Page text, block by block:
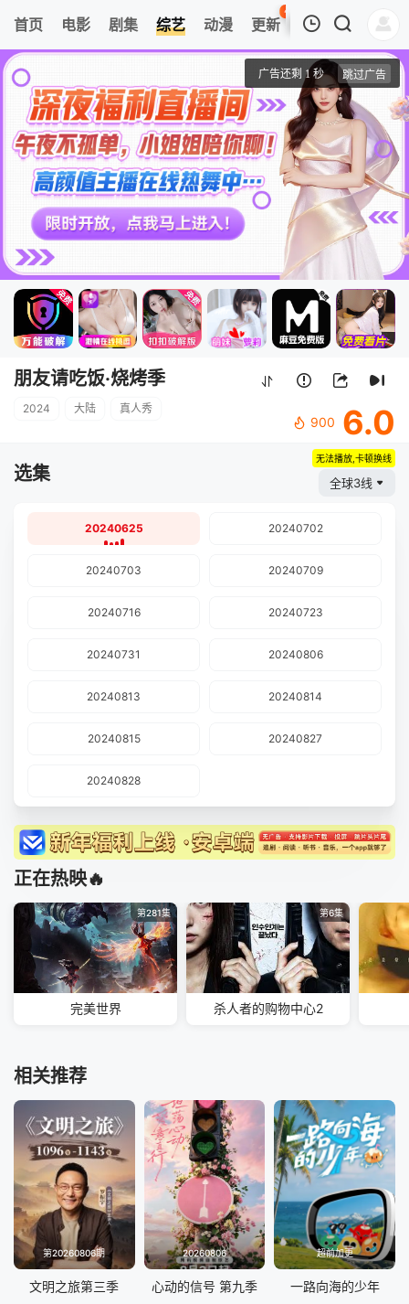
首页 电影 剧集 综艺 动漫 更新
41
热榜 APP
20240625
朋友请吃饭·烧烤季
清空
朋友请吃饭·烧烤季
2024 大陆 真人秀
900 6.0
选集
无法播放,卡顿换线
全球3线
20240625 20240702
20240703 20240709
20240716 20240723
20240731 20240806
20240813 20240814
20240815 20240827
20240828
正在热映🔥
第281集
完美世界
第6集
杀人者的购物中心2
相关推荐
第20260806期
文明之旅第三季
20260806
心动的信号 第九季
超前加更
一路向海的少年